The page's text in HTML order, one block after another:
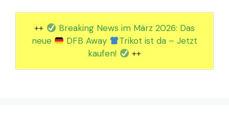
++
Breaking News im März 2026: Das
neue
DFB Away
Trikot ist da – Jetzt
kaufen!
++